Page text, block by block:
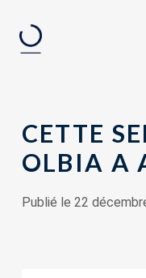
CETTE
OLBIA A
Publié le 22